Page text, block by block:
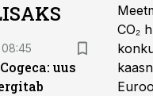
uus
CO₂